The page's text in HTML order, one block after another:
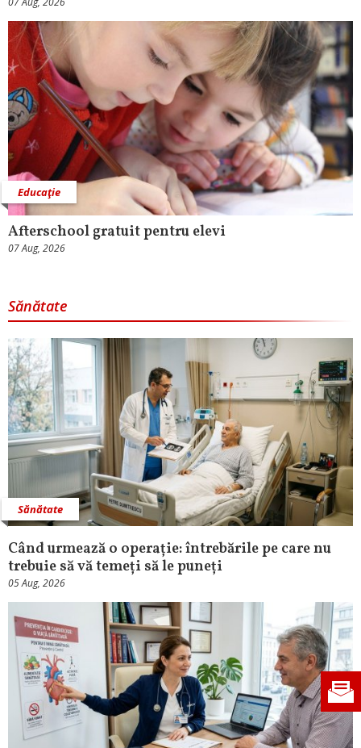
Educaţie
Afterschool gratuit pentru elevi
07 Aug, 2026
Sănătate
Sănătate
Când urmează o operație: întrebările pe care nu
trebuie să vă temeți să le puneți
05 Aug, 2026